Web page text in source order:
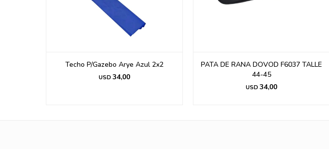
PATA DE RANA DOVOD F6037 TALLE
44-45
Carpa Safari Sf112 Playera (240 X 120
X120)
$ 1.390